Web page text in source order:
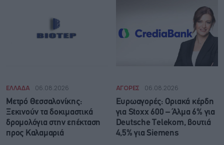
ΕΛΛΑΔΑ 06.08.2026
Μετρό Θεσσαλονίκης:
Ξεκινούν τα δοκιμαστικά
δρομολόγια στην επέκταση
προς Καλαμαριά
ΑΓΟΡΕΣ 06.08.2026
Ευρωαγορές: Οριακά κέρδη
για Stoxx 600 – Άλμα 6% για
Deutsche Telekom, βουτιά
4,5% για Siemens